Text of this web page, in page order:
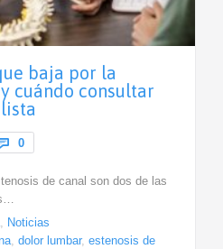
baja por la
cuándo consultar
0Comments
de canal son dos de las
, Noticias
, dolor lumbar, estenosis de